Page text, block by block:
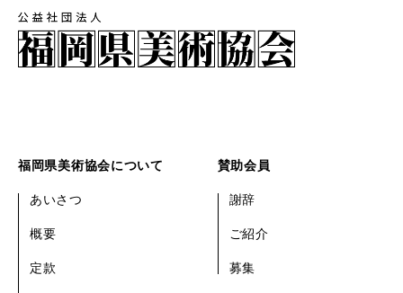
福岡県美術協会について
あいさつ
概要
定款
賛助会員
謝辞
ご紹介
募集